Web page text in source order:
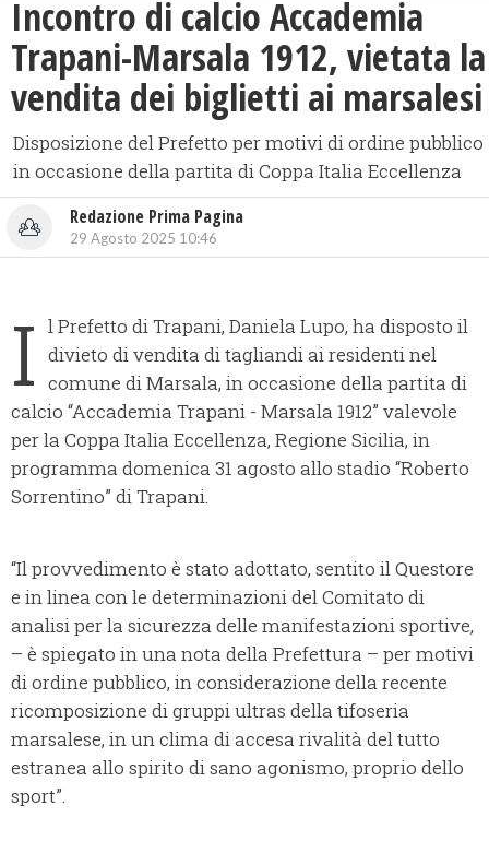
​Incontro di calcio Accademia
Trapani-Marsala 1912, vietata la
vendita dei biglietti ai marsalesi
Disposizione del Prefetto per motivi di ordine pubblico
in occasione della partita di Coppa Italia Eccellenza
Redazione Prima Pagina
29 Agosto 2025 10:46
I l Prefetto di Trapani, Daniela Lupo, ha disposto il
divieto di vendita di tagliandi ai residenti nel
comune di Marsala, in occasione della partita di
calcio “Accademia Trapani - Marsala 1912” valevole
per la Coppa Italia Eccellenza, Regione Sicilia, in
programma domenica 31 agosto allo stadio “Roberto
Sorrentino” di Trapani.
“Il provvedimento è stato adottato, sentito il Questore
e in linea con le determinazioni del Comitato di
analisi per la sicurezza delle manifestazioni sportive,
– è spiegato in una nota della Prefettura – per motivi
di ordine pubblico, in considerazione della recente
ricomposizione di gruppi ultras della tifoseria
marsalese, in un clima di accesa rivalità del tutto
estranea allo spirito di sano agonismo, proprio dello
sport”.